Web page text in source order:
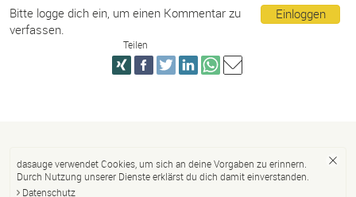
Einloggen
Bitte logge dich ein, um einen Kommentar zu
verfassen.
Teilen
dasauge verwendet Cookies, um sich an deine Vorgaben zu erinnern.
Durch Nutzung unserer Dienste erklärst du dich damit einverstanden.
Datenschutz